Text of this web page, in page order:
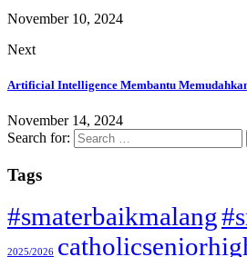
November 10, 2024
Next
Artificial Intelligence Membantu
November 14, 2024
Search for:
Tags
#smaterbaikmalang
2025/2026